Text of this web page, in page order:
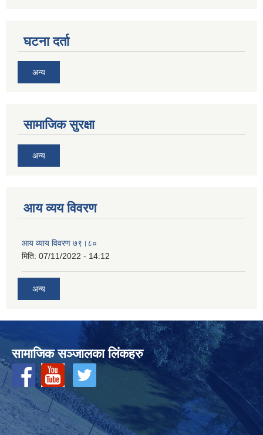
घटना दर्ता
अन्य
सामाजिक सुरक्षा
अन्य
आय व्यय विवरण
आय व्याय विवरण ७९।८०
मिति: 07/11/2022 - 14:12
अन्य
सामाजिक सञ्‍जालका लिंकहरु